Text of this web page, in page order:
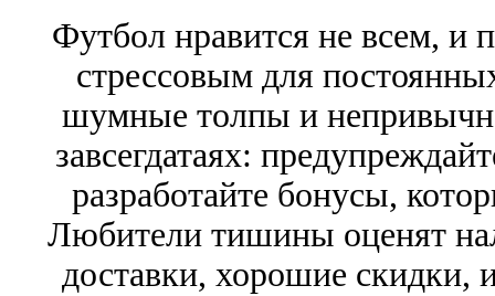
Футбол нравится не всем, и
стрессовым для
шумные толпы и
завсегдатаях:
разработайте бонусы,
Любители тишины оценят
доставки, хорошие скидки,